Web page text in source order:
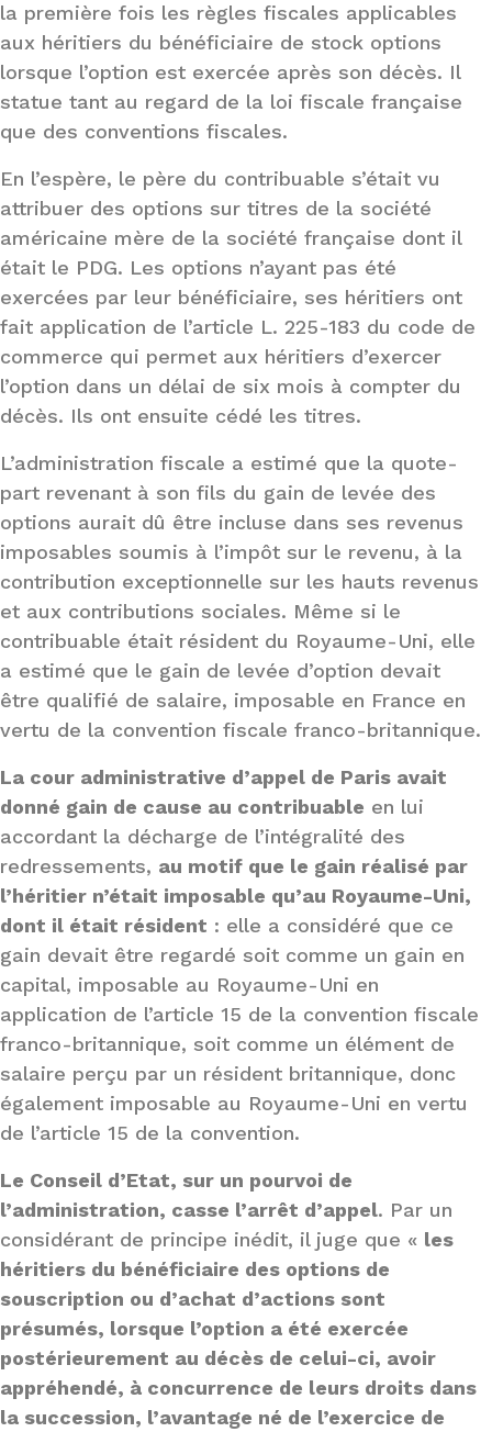
la première fois les règles fiscales applicables
aux héritiers du bénéficiaire de stock options
lorsque l’option est exercée après son décès. Il
statue tant au regard de la loi fiscale française
que des conventions fiscales.
En l’espère, le père du contribuable s’était vu
attribuer des options sur titres de la société
américaine mère de la société française dont il
était le PDG. Les options n’ayant pas été
exercées par leur bénéficiaire, ses héritiers ont
fait application de l’article L. 225-183 du code de
commerce qui permet aux héritiers d’exercer
l’option dans un délai de six mois à compter du
décès. Ils ont ensuite cédé les titres.
L’administration fiscale a estimé que la quote-
part revenant à son fils du gain de levée des
options aurait dû être incluse dans ses revenus
imposables soumis à l’impôt sur le revenu, à la
contribution exceptionnelle sur les hauts revenus
et aux contributions sociales. Même si le
contribuable était résident du Royaume-Uni, elle
a estimé que le gain de levée d’option devait
être qualifié de salaire, imposable en France en
vertu de la convention fiscale franco-britannique.
La cour administrative d’appel de Paris avait
donné gain de cause au contribuable en lui
accordant la décharge de l’intégralité des
redressements, au motif que le gain réalisé par
l’héritier n’était imposable qu’au Royaume-Uni,
dont il était résident : elle a considéré que ce
gain devait être regardé soit comme un gain en
capital, imposable au Royaume-Uni en
application de l’article 15 de la convention fiscale
franco-britannique, soit comme un élément de
salaire perçu par un résident britannique, donc
également imposable au Royaume-Uni en vertu
de l’article 15 de la convention.
Le Conseil d’Etat, sur un pourvoi de
l’administration, casse l’arrêt d’appel. Par un
considérant de principe inédit, il juge que « les
héritiers du bénéficiaire des options de
souscription ou d’achat d’actions sont
présumés, lorsque l’option a été exercée
postérieurement au décès de celui-ci, avoir
appréhendé, à concurrence de leurs droits dans
la succession, l’avantage né de l’exercice de